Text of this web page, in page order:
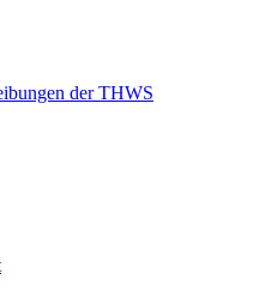
der THWS